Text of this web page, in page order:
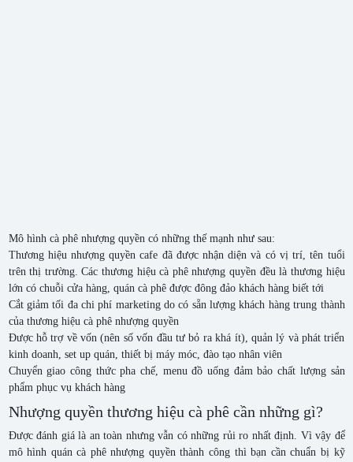
Mô hình cà phê nhượng quyền có những thế mạnh như sau:
Thương hiệu nhượng quyền cafe đã được nhận diện và có vị trí, tên tuổi
trên thị trường. Các thương hiệu cà phê nhượng quyền đều là thương hiệu
lớn có chuỗi cửa hàng, quán cà phê được đông đảo khách hàng biết tới
Cắt giảm tối đa chi phí marketing do có sẵn lượng khách hàng trung thành
của thương hiệu cà phê nhượng quyền
Được hỗ trợ về vốn (nên số vốn đầu tư bỏ ra khá ít), quản lý và phát triển
kinh doanh, set up quán, thiết bị máy móc, đào tạo nhân viên
Chuyển giao công thức pha chế, menu đồ uống đảm bảo chất lượng sản
phẩm phục vụ khách hàng
Nhượng quyền thương hiệu cà phê cần những gì?
Được đánh giá là an toàn nhưng vẫn có những rủi ro nhất định. Vì vậy để
mô hình quán cà phê nhượng quyền thành công thì bạn cần chuẩn bị kỹ